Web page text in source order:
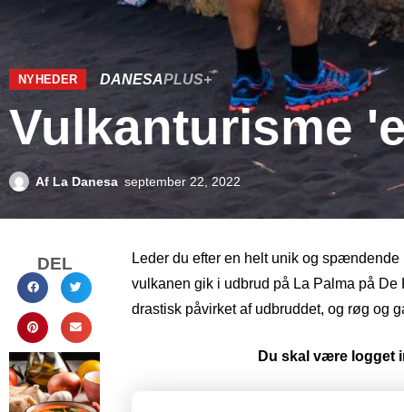
NYHEDER DANESAPLUS+
Vulkanturisme
Af La Danesa september 22, 2022
DEL
Leder du efter en helt unik og
vulkanen gik i udbrud på La Palma på
drastisk påvirket af udbruddet, og røg og
Du skal være logget